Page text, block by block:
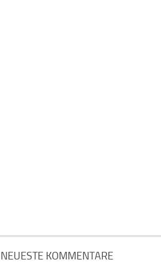
NEUESTE KOMMENTARE